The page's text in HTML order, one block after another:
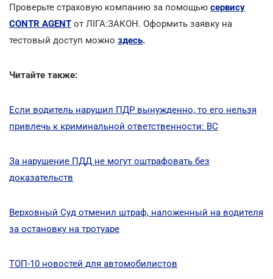
Проверьте страховую компанию за помощью сервису
CONTR AGENT от ЛІГА:ЗАКОН. Оформить заявку на
тестовый доступ можно здесь.
Читайте также:
Если водитель нарушил ПДР вынужденно, то его нельзя
привлечь к криминальной ответственности: ВС
За нарушение ПДД не могут оштрафовать без
доказательств
Верховный Суд отменил штраф, наложенный на водителя
за остановку на тротуаре
ТОП-10 новостей для автомобилистов